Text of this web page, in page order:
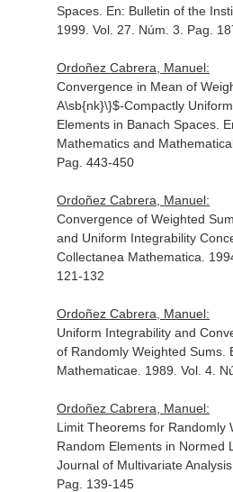
Spaces. En: Bulletin of the
1999. Vol. 27. Núm. 3. Pag.
Ordoñez Cabrera, Manuel:
Convergence in Mean of
A\sb{nk}\}$-Compactly
Elements in Banach Spaces.
Mathematics and
Pag. 443-450
Ordoñez Cabrera, Manuel:
Convergence of Weighted
and Uniform Integrability
Collectanea Mathematica .
121-132
Ordoñez Cabrera, Manuel:
Uniform Integrability and
of Randomly Weighted Sums.
Mathematicae. 1989. Vol. 4.
Ordoñez Cabrera, Manuel:
Limit Theorems for Randomly
Random Elements in Normed
Journal of Multivariate Analysis
Pag. 139-145